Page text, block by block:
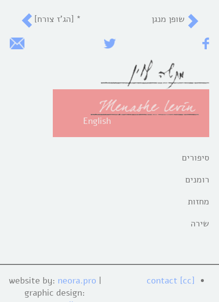
שופן מנגן * [הג’ז צורח]
English
סיפורים
רומנים
מחזות
שירה
[cc] contact
website by: neora.pro |
graphic design: